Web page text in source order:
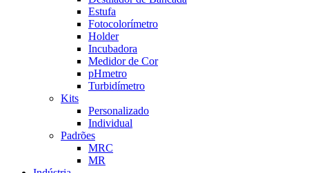
Estufa
Fotocolorímetro
Holder
Incubadora
Medidor de Cor
pHmetro
Turbidímetro
Kits
Personalizado
Individual
Padrões
MRC
MR